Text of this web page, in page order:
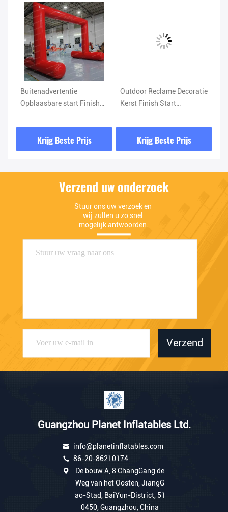
Buitenadvertentie
Opblaasbare start Finish
Marathon Doelwedstrijd
Opblaasbare boog
Krijg Beste Prijs
Outdoor Reclame Decoratie
Kerst Finish Start
toegangsboog Met logo
Krijg Beste Prijs
Verzend uw onderzoek
Stuur ons uw verzoek en
wij zullen u zo snel
mogelijk antwoorden.
Verzend
Guangzhou Planet Inflatables Ltd.
info@planetinflatables.com
86-20-86210174
De bouw A, 8 ChangGang de
Weg van het Oosten, JiangG
ao-Stad, BaiYun-District, 51
0450, Guangzhou, China